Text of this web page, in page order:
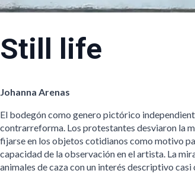
Still life
Johanna Arenas
El bodegón como genero pictórico
contrarreforma. Los protestantes desviaron la
fijarse en los objetos cotidianos como motivo
capacidad de la observación en el artista. La
animales de caza con un interés descriptivo